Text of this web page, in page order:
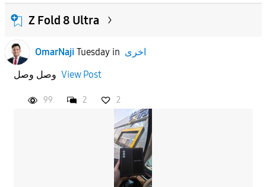
Z Fold 8 Ultra
OmarNaji Tuesdayin اخرى
View Post
99 2 2